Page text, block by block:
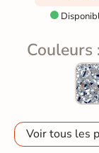

Couleurs :
Voir tous les